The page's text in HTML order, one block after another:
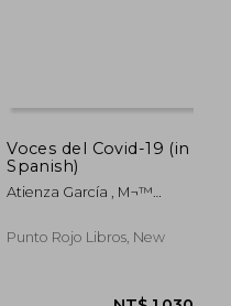
Voces del Covid-19 (in
Spanish)
Atienza García , M¬™
Punto Rojo Libros, New